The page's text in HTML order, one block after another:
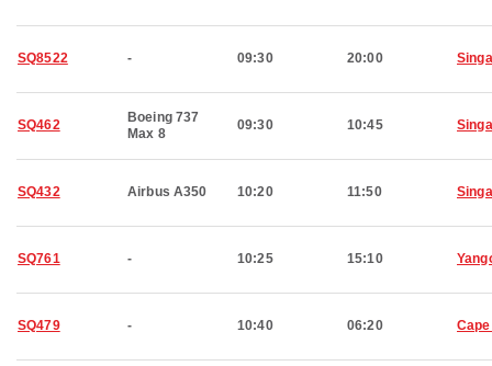
SQ8522 - 09:30 20:00
SQ462
Boeing 737
Max 8
09:30 10:45
SQ432 Airbus A350 10:20 11:50
SQ761 - 10:25 15:10
SQ479 - 10:40 06:20